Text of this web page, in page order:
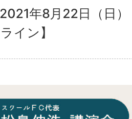
2021年8月22日（日
イン】